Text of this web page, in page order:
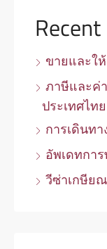
ขายและใ
ภาษีและค่
ประเทศไทย
การเดินทา
อัพเดทกา
วีซ่าเกษีย